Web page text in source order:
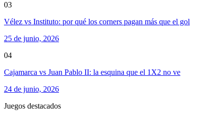
03
Vélez vs Instituto: por qué los corners pagan más que el gol
25 de junio, 2026
04
Cajamarca vs Juan Pablo II: la esquina que el 1X2 no ve
24 de junio, 2026
Juegos destacados